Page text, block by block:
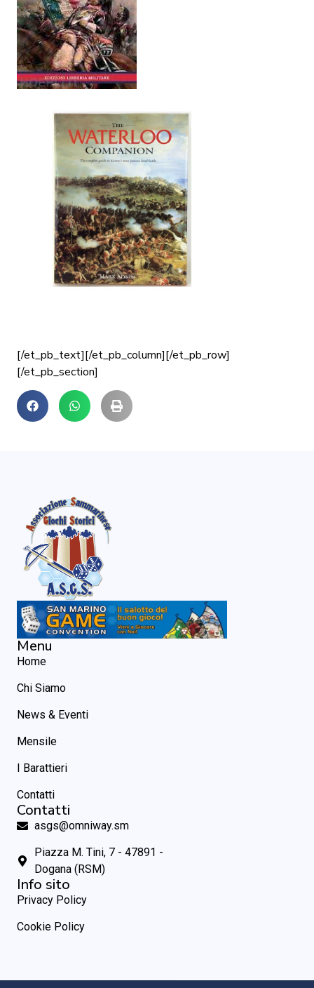
[/et_pb_text][/et_pb_column][/et_pb_row]
[/et_pb_section]
Menu
Home
Chi Siamo
News & Eventi
Mensile
I Barattieri
Contatti
Contatti
asgs@omniway.sm
Piazza M. Tini, 7 - 47891 -
Dogana (RSM)
Info sito
Privacy Policy
Cookie Policy